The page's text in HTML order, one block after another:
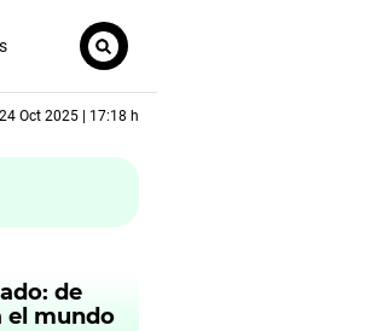
24 Oct 2025 | 17:18 h
de
el mundo